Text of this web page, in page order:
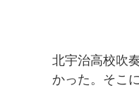
北宇治高校吹
かった。そこ